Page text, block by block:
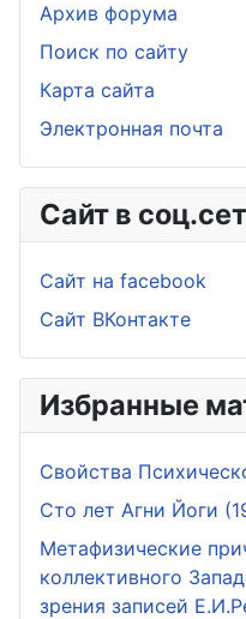
Архив форума
Поиск по сайту
Карта сайта
Электронная почта
Сайт в
Сайт на facebook
Сайт ВКонтакте
Избранные
Свойства
Сто лет Агни Йоги
Метафизические
коллективного
зрения записей